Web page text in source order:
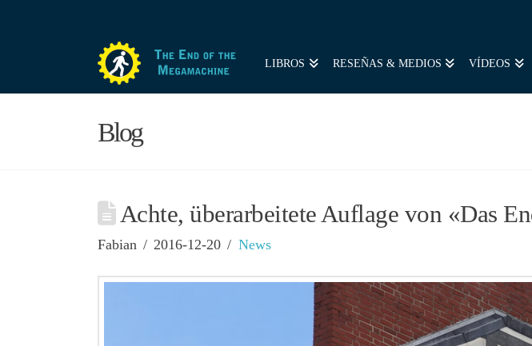
LIBROS RESEÑAS & MEDIOS VÍDEOS
Blog
Achte, überarbeitete Auflage von «Das
Fabian 2016-12-20 News